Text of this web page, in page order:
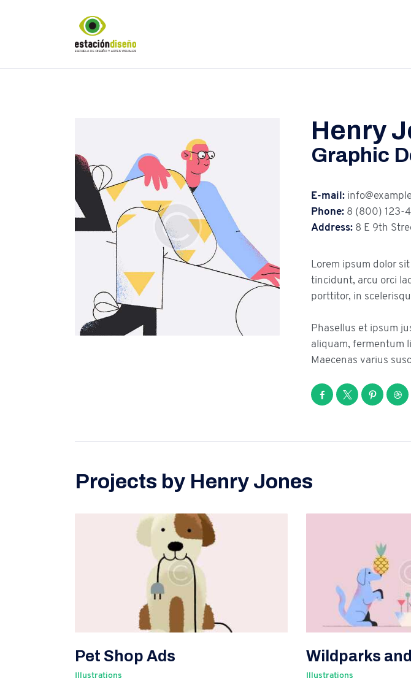
Henry
Graphic
E-mail:
Phone: 8 (800) 123-
Address: 8 E 9th
Lorem ipsum dolor
tincidunt, arcu orci
porttitor, in
Phasellus et ipsum
aliquam, fermentum
Maecenas varius
Projects by Henry Jones
Pet Shop Ads
Illustrations
Wildparks
Illustrations